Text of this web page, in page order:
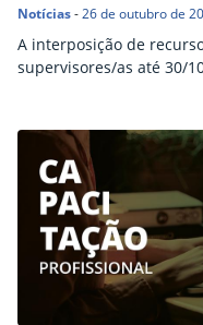
Notícias-26 de outubro de
A interposição de
supervisores/as até 30/